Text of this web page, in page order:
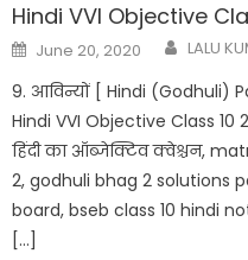
Hindi VVI Objective
Posted
on
June 20, 2020 Author
LALU
9. आविन्यों [ Hindi (Godhuli)
Hindi VVI Objective Class 10
हिंदी का ऑब्जेक्टिव क्वेश्चन,
2, godhuli bhag 2 solutions
board, bseb class 10 hindi
[…]